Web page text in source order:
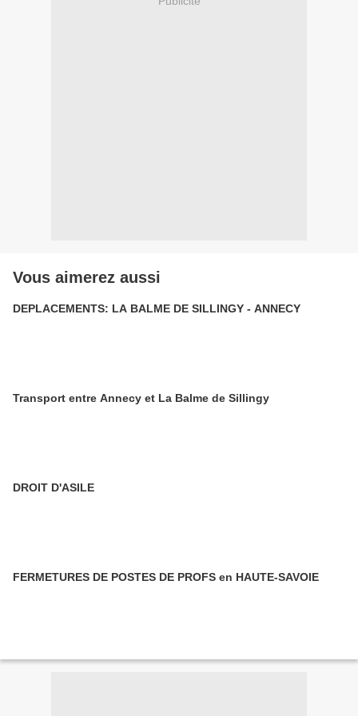
Vous aimerez aussi
DEPLACEMENTS: LA BALME DE SILLINGY - ANNECY
Transport entre Annecy et La Balme de Sillingy
DROIT D'ASILE
FERMETURES DE POSTES DE PROFS en HAUTE-SAVOIE